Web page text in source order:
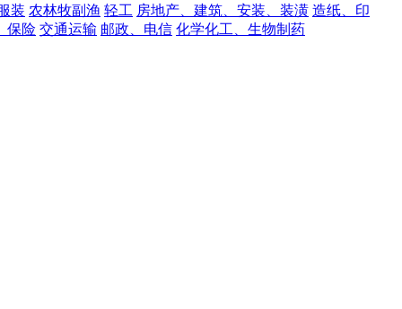
装 农林牧副渔 轻工 房地产、建筑、安装、装潢 造纸、印
保险 交通运输 邮政、电信 化学化工、生物制药